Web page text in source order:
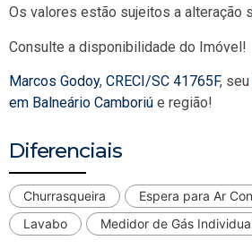
Os valores estão sujeitos a alteração
Consulte a disponibilidade do Imóvel!
Marcos Godoy, CRECI/SC 41765F, seu
em Balneário Camboriú e região!
Diferenciais
Churrasqueira
Espera para Ar
Lavabo
Medidor de Gás